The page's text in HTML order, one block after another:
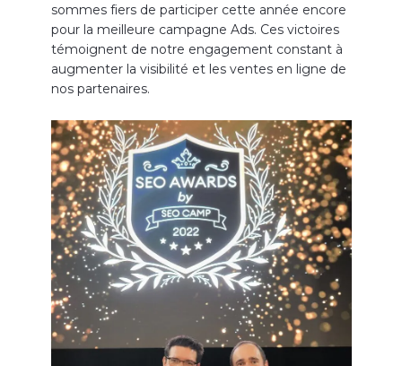
sommes fiers de participer cette année encore
pour la meilleure campagne Ads. Ces victoires
témoignent de notre engagement constant à
augmenter la visibilité et les ventes en ligne de
nos partenaires.